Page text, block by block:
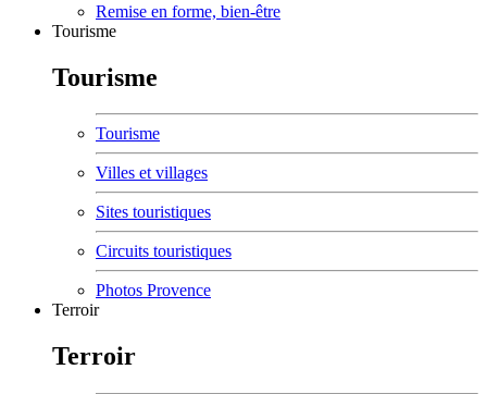
Remise en forme, bien-être
Tourisme
Tourisme
Tourisme
Villes et villages
Sites touristiques
Circuits touristiques
Photos Provence
Terroir
Terroir